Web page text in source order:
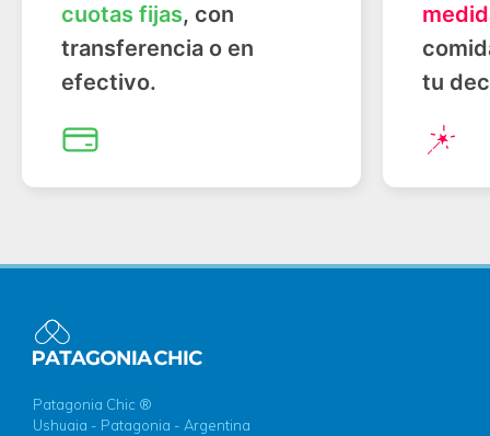
cuotas fijas, con
transferencia o en
efectivo.
tu
Patagonia Chic ®
Ushuaia - Patagonia - Argentina